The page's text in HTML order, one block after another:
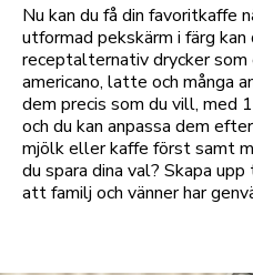
Nu kan du få din favoritkaffe
utformad pekskärm i färg
receptalternativ drycker som
americano, latte och många
dem precis som du vill, med
och du kan anpassa dem
mjölk eller kaffe först samt
du spara dina val? Skapa
att familj och vänner har